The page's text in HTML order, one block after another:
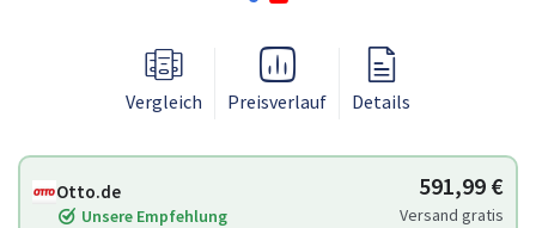
Vergleich Preisverlauf Details
Otto.de
Unsere Empfehlung
591,99 €
Versand gratis